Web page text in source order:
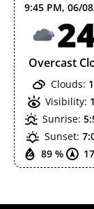
9:45 PM,06/
Overcast
89 %
Clouds:
Visibility:
Sunrise:
Sunset: